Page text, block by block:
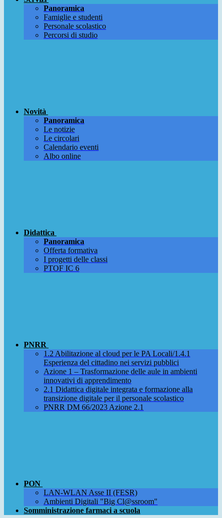
Panoramica
Famiglie e studenti
Personale scolastico
Percorsi di studio
Novità
Panoramica
Le notizie
Le circolari
Calendario eventi
Albo online
Didattica
Panoramica
Offerta formativa
I progetti delle classi
PTOF IC 6
PNRR
1.2 Abilitazione al cloud per le PA Locali/1.4.1
Esperienza del cittadino nei servizi pubblici
Azione 1 – Trasformazione delle aule in ambienti
innovativi di apprendimento
2.1 Didattica digitale integrata e formazione alla
transizione digitale per il personale scolastico
PNRR DM 66/2023 Azione 2.1
PON
LAN-WLAN Asse II (FESR)
Ambienti Digitali "Big Cl@ssroom"
Somministrazione farmaci a scuola